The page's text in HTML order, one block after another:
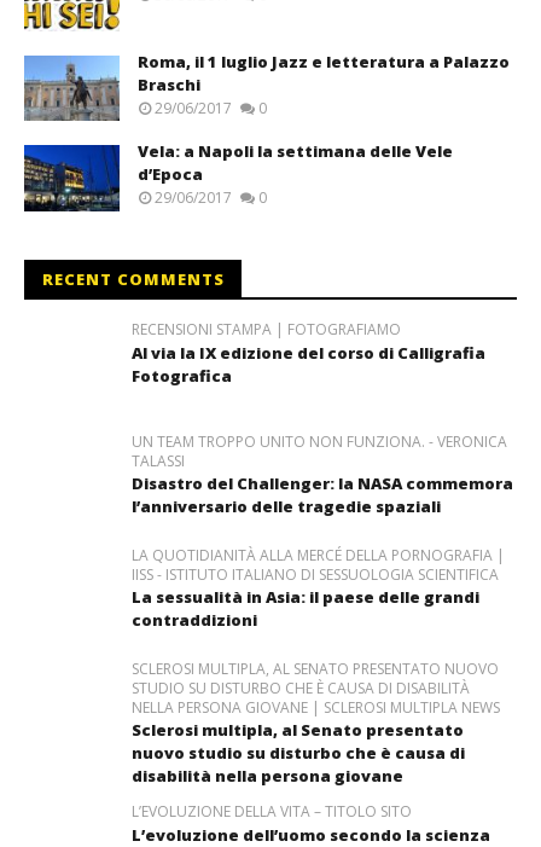
Roma, il 1 luglio Jazz e letteratura a Palazzo
Braschi
29/06/2017 0
Vela: a Napoli la settimana delle Vele
d’Epoca
29/06/2017 0
RECENT COMMENTS
RECENSIONI STAMPA | FOTOGRAFIAMO
Al via la IX edizione del corso di Calligrafia
Fotografica
UN TEAM TROPPO UNITO NON FUNZIONA. - VERONICA
TALASSI
Disastro del Challenger: la NASA commemora
l’anniversario delle tragedie spaziali
LA QUOTIDIANITÀ ALLA MERCÉ DELLA PORNOGRAFIA |
IISS - ISTITUTO ITALIANO DI SESSUOLOGIA SCIENTIFICA
La sessualità in Asia: il paese delle grandi
contraddizioni
SCLEROSI MULTIPLA, AL SENATO PRESENTATO NUOVO
STUDIO SU DISTURBO CHE È CAUSA DI DISABILITÀ
NELLA PERSONA GIOVANE | SCLEROSI MULTIPLA NEWS
Sclerosi multipla, al Senato presentato
nuovo studio su disturbo che è causa di
disabilità nella persona giovane
L’EVOLUZIONE DELLA VITA – TITOLO SITO
L’evoluzione dell’uomo secondo la scienza